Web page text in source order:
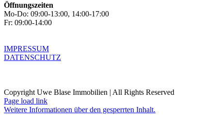
Öffnungszeiten
Mo-Do: 09:00-13:00, 14:00-17:00
Fr: 09:00-14:00
IMPRESSUM
DATENSCHUTZ
Copyright Uwe Blase Immobilien | All Rights Reserved
Page load link
Weitere Informationen über den gesperrten Inhalt.